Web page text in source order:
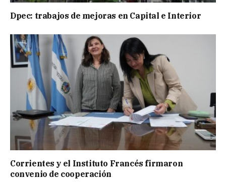
Dpec: trabajos de mejoras en Capital e Interior
Corrientes y el Instituto Francés firmaron
convenio de cooperación